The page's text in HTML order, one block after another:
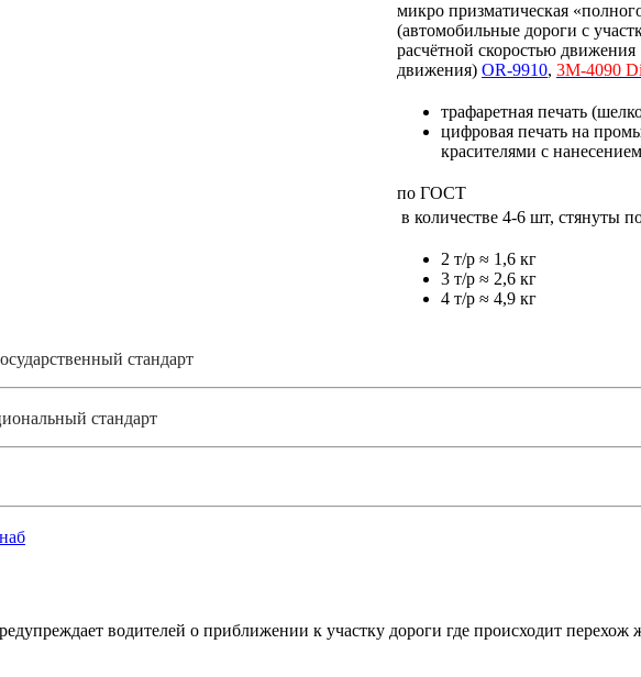
микро призматическая
(автомобильные дороги с
расчётной скоростью
движения) OR-9910, 3M-4090
трафаретная печать
цифровая печать на
красителями с
по ГОСТ
в количестве 4-6 шт, стянуты
2 т/р ≈ 1,6 кг
3 т/р ≈ 2,6 кг
4 т/р ≈ 4,9 кг
стандарт
стандарт
водителей о приближении к участку дороги где происходит